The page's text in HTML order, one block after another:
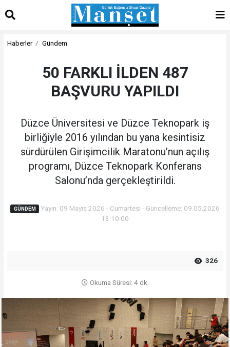
Haberler Gündem
50 FARKLI İLDEN 487
BAŞVURU YAPILDI
Düzce Üniversitesi ve Düzce Teknopark iş
birliğiyle 2016 yılından bu yana kesintisiz
sürdürülen Girişimcilik Maratonu’nun açılış
programı, Düzce Teknopark Konferans
Salonu’nda gerçekleştirildi.
GÜNDEM
Yayın: 09 Mayıs 2026 - Cumartesi - Güncelleme: 09.05.2026
13:10:00
326
Okuma Süresi: 4 dk.